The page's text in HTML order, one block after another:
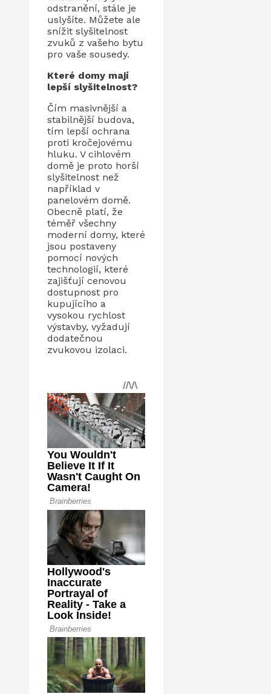
odstranění, stále je
uslyšíte. Můžete ale
snížit slyšitelnost
zvuků z vašeho bytu
pro vaše sousedy.
Které domy mají
lepší slyšitelnost?
Čím masivnější a
stabilnější budova,
tím lepší ochrana
proti kročejovému
hluku. V cihlovém
domě je proto horší
slyšitelnost než
například v
panelovém domě.
Obecně platí, že
téměř všechny
moderní domy, které
jsou postaveny
pomocí nových
technologií, které
zajišťují cenovou
dostupnost pro
kupujícího a
vysokou rychlost
výstavby, vyžadují
dodatečnou
zvukovou izolaci.